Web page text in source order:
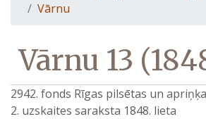
Vārnu
Vārnu 13
2942. fonds Rīgas pilsētas un
2. uzskaites saraksta 1848. lieta